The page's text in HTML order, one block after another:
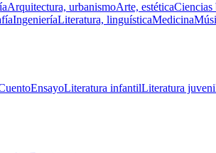
Arquitectura, urbanismoArte, estéticaCiencias
IngenieríaLiteratura, linguísticaMedicina
EnsayoLiteratura infantilLiteratura